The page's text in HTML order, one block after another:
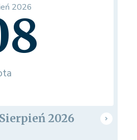
2026
Sierpień 2026